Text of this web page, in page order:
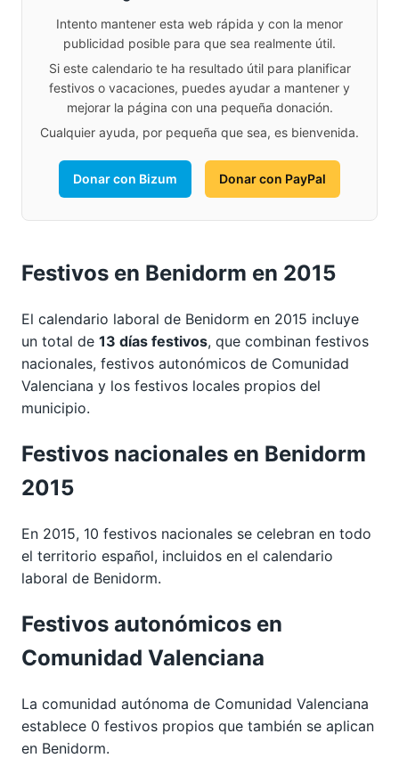
Intento mantener esta web rápida y con la menor
publicidad posible para que sea realmente útil.
Si este calendario te ha resultado útil para planificar
festivos o vacaciones, puedes ayudar a mantener y
mejorar la página con una pequeña donación.
Cualquier ayuda, por pequeña que sea, es bienvenida.
Donar con Bizum Donar con PayPal
Festivos en Benidorm en 2015
El calendario laboral de Benidorm en 2015 incluye
un total de 13 días festivos, que combinan festivos
nacionales, festivos autonómicos de Comunidad
Valenciana y los festivos locales propios del
municipio.
Festivos nacionales en Benidorm
2015
En 2015, 10 festivos nacionales se celebran en todo
el territorio español, incluidos en el calendario
laboral de Benidorm.
Festivos autonómicos en
Comunidad Valenciana
La comunidad autónoma de Comunidad Valenciana
establece 0 festivos propios que también se aplican
en Benidorm.